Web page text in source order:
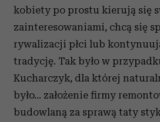
kobiety po prostu kierują się
zainteresowaniami, chcą się
rywalizacji płci lub
tradycję. Tak było w
Kucharczyk, dla której
było… założenie firmy
budowlaną za sprawą taty